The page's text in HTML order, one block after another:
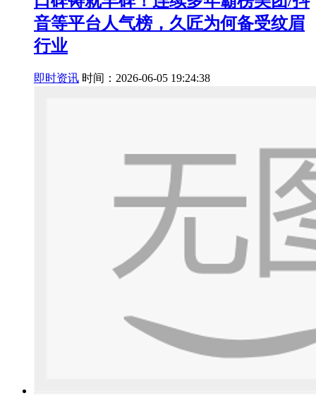
音等平台人气榜，久匠为何备受纹眉
行业
即时资讯 时间：2026-06-05 19:24:38